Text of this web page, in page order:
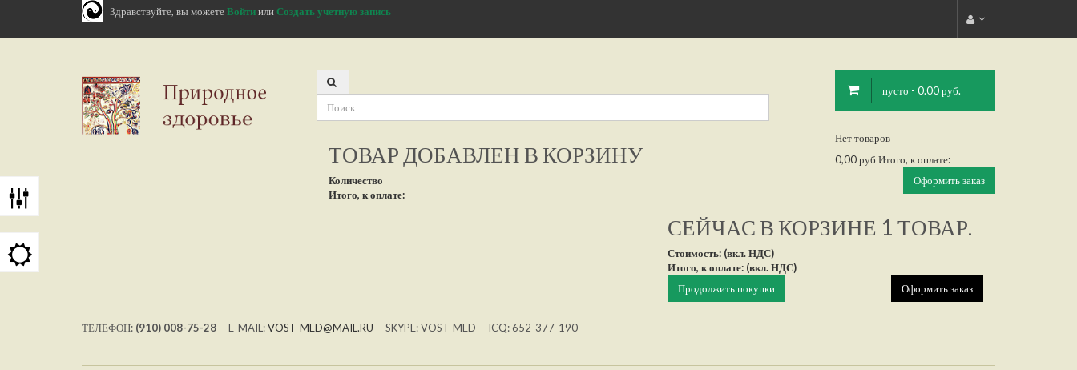
Здравствуйте, вы можетеВойтиилиСоздать учетную запись
пусто - 0.00 руб.
Нет товаров
0,00 руб Итого, к оплате:
Оформить заказ
ТОВАР ДОБАВЛЕН В КОРЗИНУ
Количество
Итого, к оплате:
СЕЙЧАС В КОРЗИНЕ 1 ТОВАР.
Стоимость: (вкл. НДС)
Итого, к оплате: (вкл. НДС)
Продолжить покупки
Оформить заказ
ТЕЛЕФОН: (910) 008-75-28 E-MAIL:VOST-MED@MAIL.RU SKYPE: VOST-MED ICQ: 652-377-190